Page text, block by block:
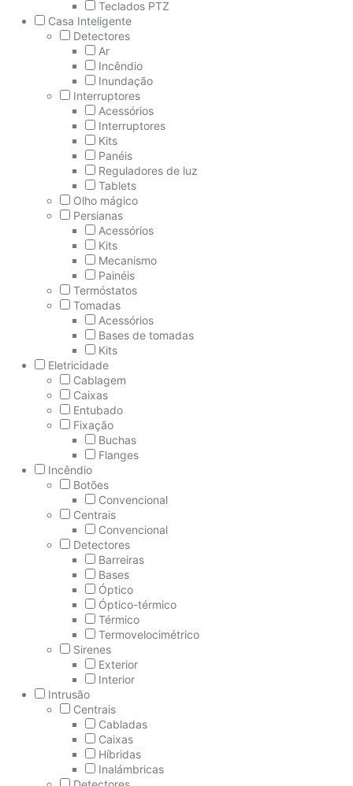
Teclados PTZ
Casa Inteligente
Detectores
Ar
Incêndio
Inundação
Interruptores
Acessórios
Interruptores
Kits
Panéis
Reguladores de luz
Tablets
Olho mágico
Persianas
Acessórios
Kits
Mecanismo
Painéis
Termóstatos
Tomadas
Acessórios
Bases de tomadas
Kits
Eletricidade
Cablagem
Caixas
Entubado
Fixação
Buchas
Flanges
Incêndio
Botões
Convencional
Centrais
Convencional
Detectores
Barreiras
Bases
Óptico
Óptico-térmico
Térmico
Termovelocimétrico
Sirenes
Exterior
Interior
Intrusão
Centrais
Cabladas
Caixas
Híbridas
Inalámbricas